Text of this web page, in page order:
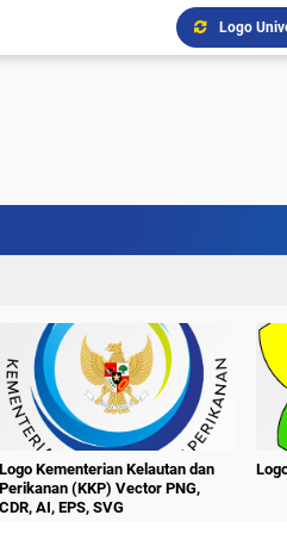
Logo
Logo
Logo
Logo Kementerian Kelautan dan
Perikanan (KKP) Vector PNG,
CDR, AI, EPS, SVG